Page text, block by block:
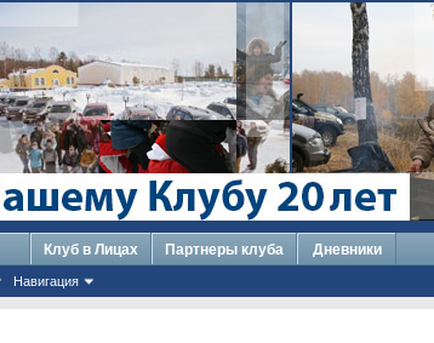
Навигация
Клуб в Лицах Партнеры клуба Дневники